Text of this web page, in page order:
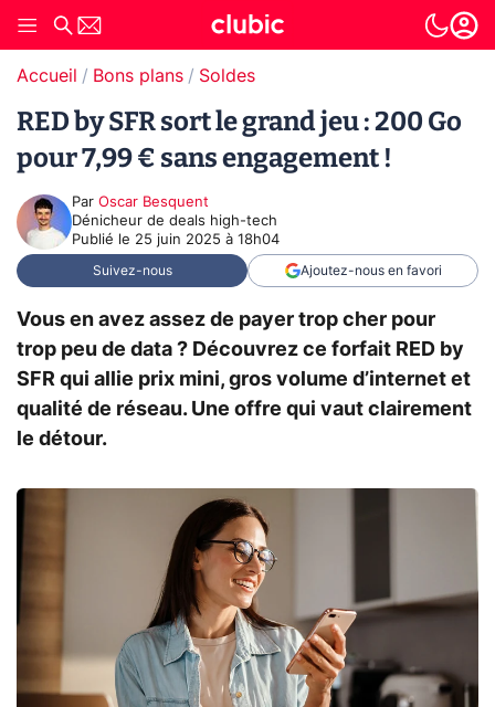
Accueil Bons plans Soldes
RED by SFR sort le grand jeu : 200 Go
pour 7,99 € sans engagement !
Par Oscar Besquent
Dénicheur de deals high-tech
Publié le 25 juin 2025 à 18h04
Suivez-nous Ajoutez-nous en favori
Vous en avez assez de payer trop cher pour
trop peu de data ? Découvrez ce forfait RED by
SFR qui allie prix mini, gros volume d’internet et
qualité de réseau. Une offre qui vaut clairement
le détour.